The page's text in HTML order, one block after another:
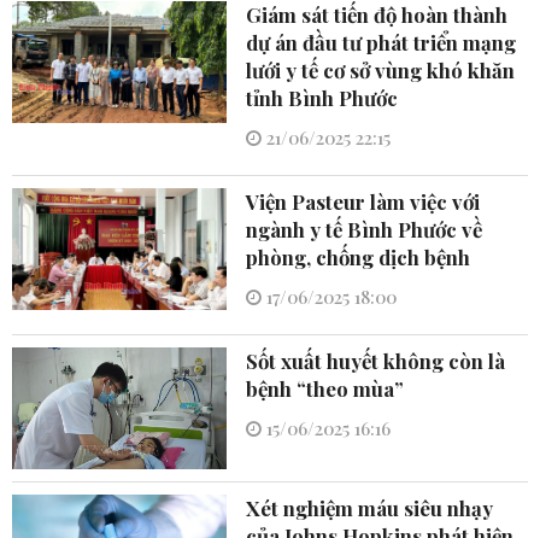
Giám sát tiến độ hoàn thành
dự án đầu tư phát triển mạng
lưới y tế cơ sở vùng khó khăn
tỉnh Bình Phước
21/06/2025 22:15
Viện Pasteur làm việc với
ngành y tế Bình Phước về
phòng, chống dịch bệnh
17/06/2025 18:00
Sốt xuất huyết không còn là
bệnh “theo mùa”
15/06/2025 16:16
Xét nghiệm máu siêu nhạy